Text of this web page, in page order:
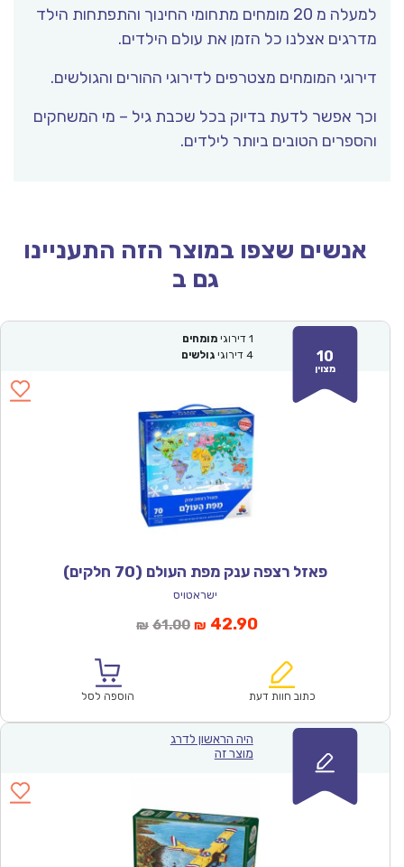
למעלה מ 20 מומחים מתחומי החינוך והתפתחות הילד
מדרגים אצלנו כל הזמן את עולם הילדים.
דירוגי המומחים מצטרפים לדירוגי ההורים והגולשים.
וכך אפשר לדעת בדיוק בכל שכבת גיל – מי המשחקים
והספרים הטובים ביותר לילדים.
אנשים שצפו במוצר הזה התעניינו
גם ב
10
מצוין
1 דירוגי מומחים
4 דירוגי גולשים
פאזל רצפה ענק מפת העולם (70 חלקים)
ישראטויס
₪ 61.00המחיר
₪61.00.
₪ 42.90המחיר
הוא:
כתוב חוות דעת הוספה לסל
היה הראשון לדרג
מוצר זה